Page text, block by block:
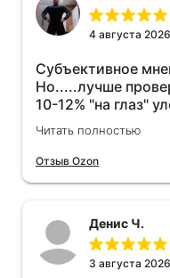
4 августа 2026
Субъективное
Но.....лучше
10-12% "на глаз"
Покатаюсь, потом
будет 😁.
Читать полностью
Отзыв Ozon
Денис Ч.
3 августа 2026